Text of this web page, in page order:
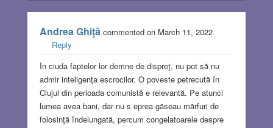
Andrea Ghiţăcommented on March 11, 2022
Reply
În ciuda faptelor lor demne de dispreţ, nu pot să nu
admir inteligenţa escrocilor. O poveste petrecută în
Clujul din perioada comunistă e relevantă. Pe atunci
lumea avea bani, dar nu s eprea găseau mărfuri de
folosinţă îndelungată, percum congelatoarele despre